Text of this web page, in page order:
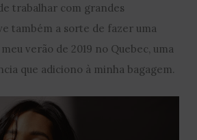
trabalhar com grandes
também a sorte de fazer uma
verão de 2019 no Quebec, uma
que adiciono à minha bagagem.